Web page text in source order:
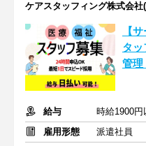
ケアスタッフィング株式会社
【
タッ
管理
給与
時給1900
雇用形態
派遣社員